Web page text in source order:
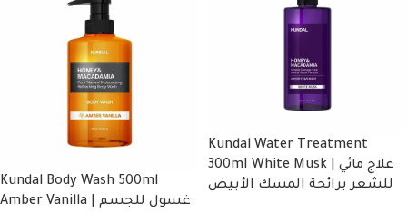
Kundal Body Wash 500ml
Amber Vanilla | غسول للجسم
Kundal Water Treatment
300mI White Musk | علاج مائي
للشعر برائحة المسك الأبيض